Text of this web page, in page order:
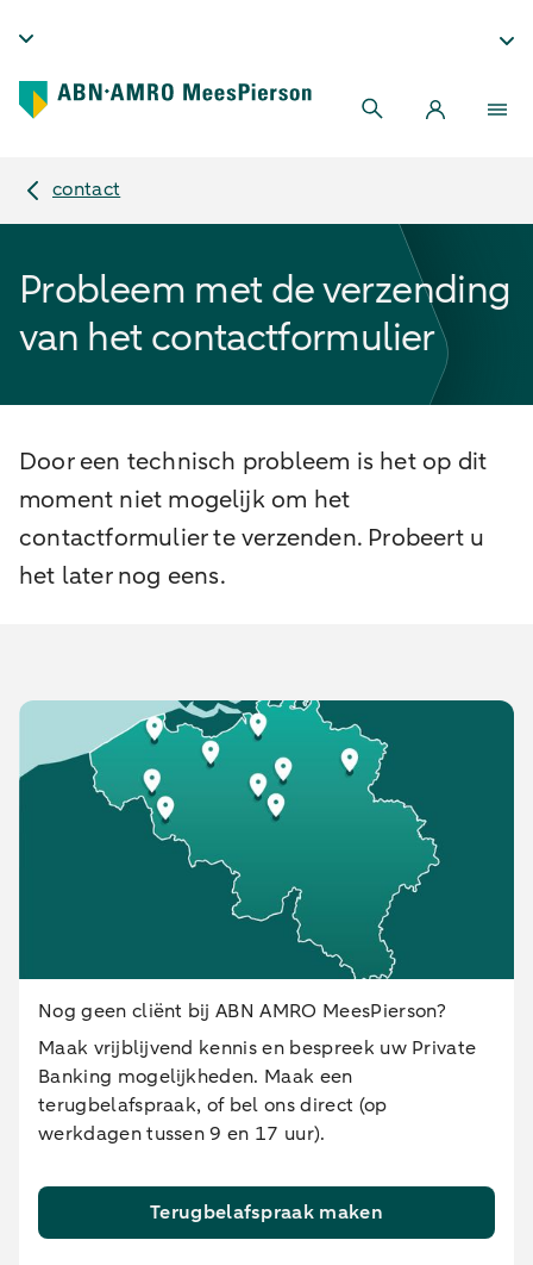
contact
Probleem met de verzending
van het contactformulier
Door een technisch probleem is het op dit
moment niet mogelijk om het
contactformulier te verzenden. Probeert u
het later nog eens.
Nog geen cliënt bij ABN AMRO MeesPierson?
Maak vrijblijvend kennis en bespreek uw Private
Banking mogelijkheden. Maak een
terugbelafspraak, of bel ons direct (op
werkdagen tussen 9 en 17 uur).
Terugbelafspraak maken